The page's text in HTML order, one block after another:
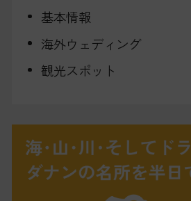
基本情報
海外ウェディング
観光スポット